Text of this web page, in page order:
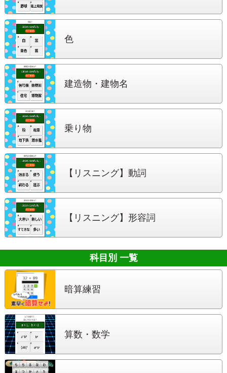
色
建造物・建物名
乗り物
【リスニング】 動詞
【リスニング】 形容詞
科目別 一覧
暗算練習
算数・数学